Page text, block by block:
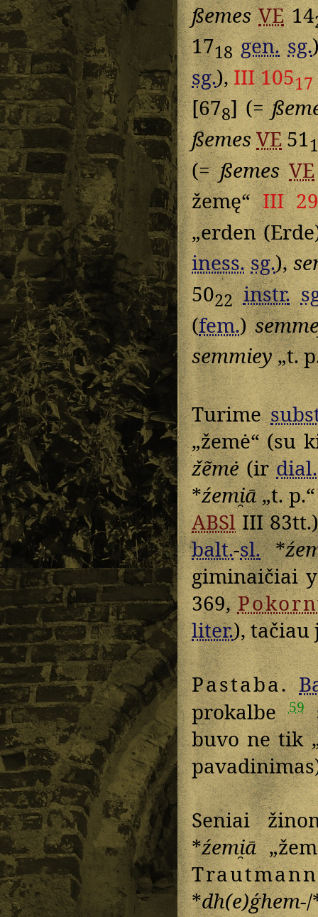
ßemes VE14
1718 gen. sg.
sg.),III 10517
[678] (=
ßemesVE51
(=ßemes VE
žemę“III 29
„erden
iness. sg.),
5022 instr.
(fem.)
semmiey„t.
Turime
„žemė“ (su
žẽmė(irdial.
*źemi̯ā„t.
ABSlIII
balt.-sl.*
giminaičiai
369,
liter.), tačiau
Pastaba.
prokalbe59
buvo ne tik
Seniai
*źemi̯ā
Trautmann
*dh(e)ǵhem-/